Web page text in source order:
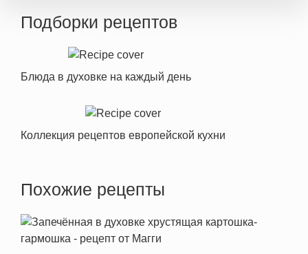
Подборки рецептов
Блюда в духовке на каждый день
Коллекция рецептов европейской кухни
Похожие рецепты